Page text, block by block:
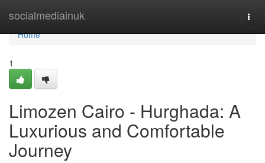
socialmediainuk
Home
Home
1
Limozen Cairo - Hurghada: A
Luxurious and Comfortable
Journey